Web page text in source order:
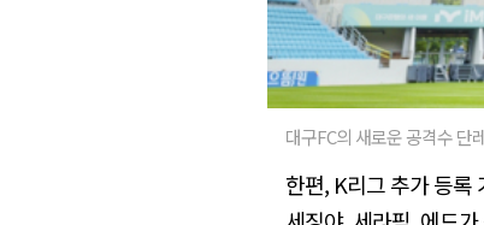
대구FC의 새로운 공격수 단
한편, K리그 추가 등록